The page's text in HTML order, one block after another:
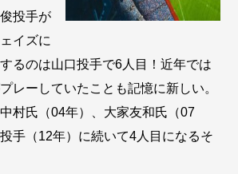
投手が
イズに
るのは山口投手で6人目！近年では
レーしていたことも記憶に新しい。
村氏（04年）、大家友和氏（07
手（12年）に続いて4人目になるそ